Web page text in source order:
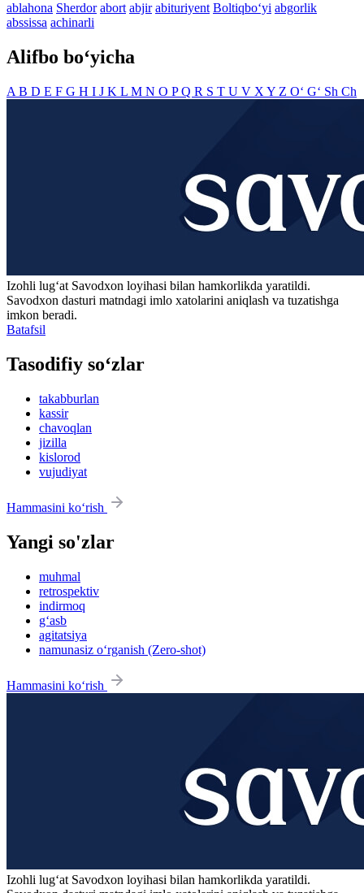
ablahona Sherdor abort abjir abituriyent Boltiqbo‘yi abgorlik
abssissa achinarli
Alifbo bo‘yicha
A B D E F G H I J K L M N O PQ R S T U V X Y Z O‘ G‘ Sh Ch
Izohli lugʻat Savodxon loyihasi bilan hamkorlikda yaratildi.
Savodxon dasturi matndagi imlo xatolarini aniqlash va tuzatishga
imkon beradi.
Batafsil
Tasodifiy so‘zlar
takabburlan
kassir
chavoqlan
jizilla
kislorod
vujudiyat
Hammasini ko‘rish
Yangi so'zlar
muhmal
retrospektiv
indirmoq
g‘asb
agitatsiya
namunasiz o‘rganish (Zero-shot)
Hammasini ko‘rish
Izohli lugʻat Savodxon loyihasi bilan hamkorlikda yaratildi.